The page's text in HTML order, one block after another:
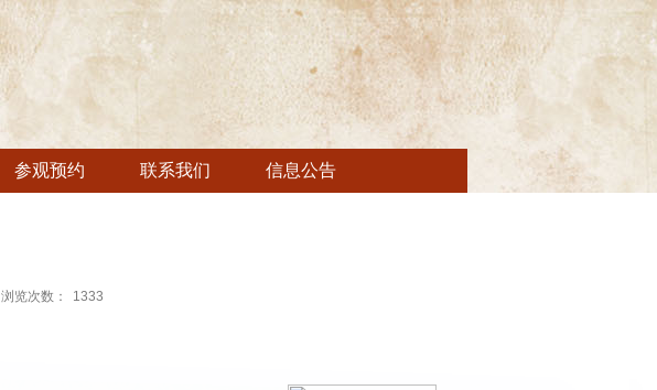
参观预约 联系我们 信息公告
浏览次数： 1333